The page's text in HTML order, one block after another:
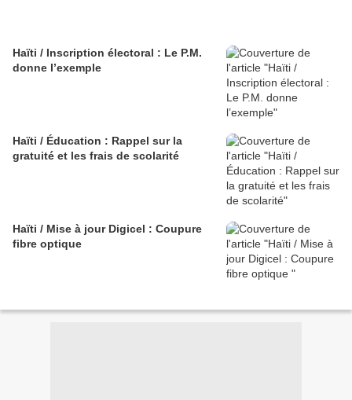
Haïti / Inscription électoral : Le P.M.
donne l’exemple
Haïti / Éducation : Rappel sur la
gratuité et les frais de scolarité
Haïti / Mise à jour Digicel : Coupure
fibre optique